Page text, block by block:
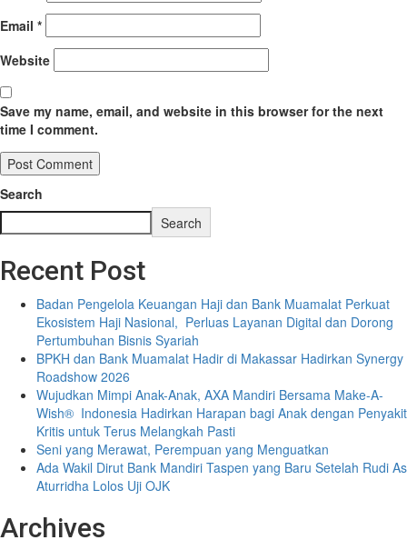
Email *
Website
Save my name, email, and website in this browser for the next
time I comment.
Search
Search
Recent Post
Badan Pengelola Keuangan Haji dan Bank Muamalat Perkuat
Ekosistem Haji Nasional, Perluas Layanan Digital dan Dorong
Pertumbuhan Bisnis Syariah
BPKH dan Bank Muamalat Hadir di Makassar Hadirkan Synergy
Roadshow 2026
Wujudkan Mimpi Anak-Anak, AXA Mandiri Bersama Make-A-
Wish® Indonesia Hadirkan Harapan bagi Anak dengan Penyakit
Kritis untuk Terus Melangkah Pasti
Seni yang Merawat, Perempuan yang Menguatkan
Ada Wakil Dirut Bank Mandiri Taspen yang Baru Setelah Rudi As
Aturridha Lolos Uji OJK
Archives